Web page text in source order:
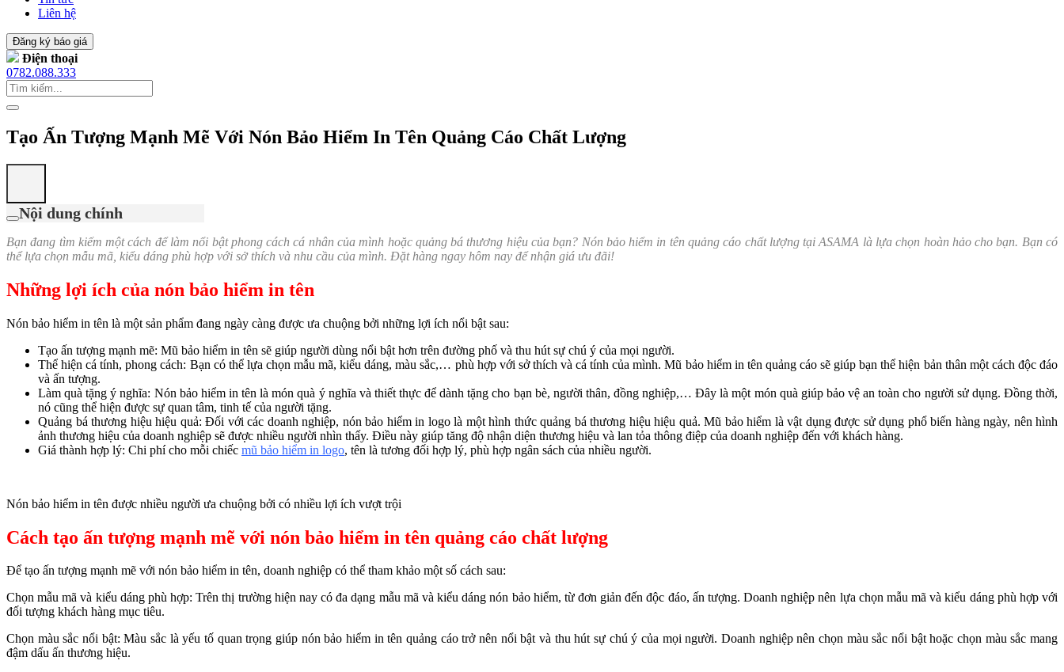
Liên hệ
Đăng ký báo giá
Điện thoại
0782.088.333
Tạo Ấn Tượng Mạnh Mẽ Với Nón Bảo Hiểm In Tên Quảng Cáo Chất Lượng
Nội dung chính
Bạn đang tìm kiếm một cách để làm nổi bật phong cách cá nhân của mình hoặc quảng bá thương hiệu của bạn? Nón bảo hiểm in tên quảng cáo chất lượng tại ASAMA là lựa chọn hoàn hảo cho bạn. Bạn có
thể lựa chọn mẫu mã, kiểu dáng phù hợp với sở thích và nhu cầu của mình. Đặt hàng ngay hôm nay để nhận giá ưu đãi!
Những lợi ích của nón bảo hiểm in tên
Nón bảo hiểm in tên là một sản phẩm đang ngày càng được ưa chuộng bởi những lợi ích nổi bật sau:
Tạo ấn tượng mạnh mẽ: Mũ bảo hiểm in tên sẽ giúp người dùng nổi bật hơn trên đường phố và thu hút sự chú ý của mọi người.
Thể hiện cá tính, phong cách: Bạn có thể lựa chọn mẫu mã, kiểu dáng, màu sắc,… phù hợp với sở thích và cá tính của mình. Mũ bảo hiểm in tên quảng cáo sẽ giúp bạn thể hiện bản thân một cách độc đáo
và ấn tượng.
Làm quà tặng ý nghĩa: Nón bảo hiểm in tên là món quà ý nghĩa và thiết thực để dành tặng cho bạn bè, người thân, đồng nghiệp,… Đây là một món quà giúp bảo vệ an toàn cho người sử dụng. Đồng thời,
nó cũng thể hiện được sự quan tâm, tinh tế của người tặng.
Quảng bá thương hiệu hiệu quả: Đối với các doanh nghiệp, nón bảo hiểm in logo là một hình thức quảng bá thương hiệu hiệu quả. Mũ bảo hiểm là vật dụng được sử dụng phổ biến hàng ngày, nên hình
ảnh thương hiệu của doanh nghiệp sẽ được nhiều người nhìn thấy. Điều này giúp tăng độ nhận diện thương hiệu và lan tỏa thông điệp của doanh nghiệp đến với khách hàng.
Giá thành hợp lý: Chi phí cho mỗi chiếc mũ bảo hiểm in logo, tên là tương đối hợp lý, phù hợp ngân sách của nhiều người.
Nón bảo hiểm in tên được nhiều người ưa chuộng bởi có nhiều lợi ích vượt trội
Cách tạo ấn tượng mạnh mẽ với nón bảo hiểm in tên quảng cáo chất lượng
Để tạo ấn tượng mạnh mẽ với nón bảo hiểm in tên, doanh nghiệp có thể tham khảo một số cách sau:
Chọn mẫu mã và kiểu dáng phù hợp: Trên thị trường hiện nay có đa dạng mẫu mã và kiểu dáng nón bảo hiểm, từ đơn giản đến độc đáo, ấn tượng. Doanh nghiệp nên lựa chọn mẫu mã và kiểu dáng phù hợp với
đối tượng khách hàng mục tiêu.
Chọn màu sắc nổi bật: Màu sắc là yếu tố quan trọng giúp nón bảo hiểm in tên quảng cáo trở nên nổi bật và thu hút sự chú ý của mọi người. Doanh nghiệp nên chọn màu sắc nổi bật hoặc chọn màu sắc mang
đậm dấu ấn thương hiệu.